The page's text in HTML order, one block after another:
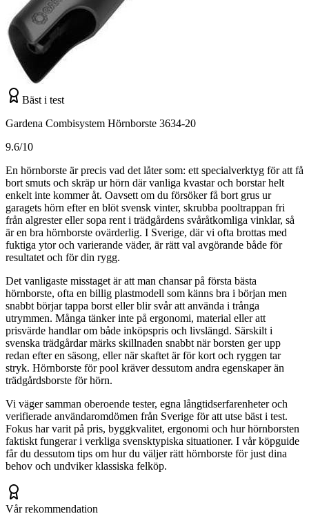
Bäst i test
Gardena Combisystem Hörnborste 3634-20
9.6/10
En hörnborste är precis vad det låter som: ett specialverktyg för att få
bort smuts och skräp ur hörn där vanliga kvastar och borstar helt
enkelt inte kommer åt. Oavsett om du försöker få bort grus ur
garagets hörn efter en blöt svensk vinter, skrubba pooltrappan fri
från algrester eller sopa rent i trädgårdens svåråtkomliga vinklar, så
är en bra hörnborste ovärderlig. I Sverige, där vi ofta brottas med
fuktiga ytor och varierande väder, är rätt val avgörande både för
resultatet och för din rygg.
Det vanligaste misstaget är att man chansar på första bästa
hörnborste, ofta en billig plastmodell som känns bra i början men
snabbt börjar tappa borst eller blir svår att använda i trånga
utrymmen. Många tänker inte på ergonomi, material eller att
prisvärde handlar om både inköpspris och livslängd. Särskilt i
svenska trädgårdar märks skillnaden snabbt när borsten ger upp
redan efter en säsong, eller när skaftet är för kort och ryggen tar
stryk. Hörnborste för pool kräver dessutom andra egenskaper än
trädgårdsborste för hörn.
Vi väger samman oberoende tester, egna långtidserfarenheter och
verifierade användaromdömen från Sverige för att utse bäst i test.
Fokus har varit på pris, byggkvalitet, ergonomi och hur hörnborsten
faktiskt fungerar i verkliga svensktypiska situationer. I vår köpguide
får du dessutom tips om hur du väljer rätt hörnborste för just dina
behov och undviker klassiska felköp.
Vår rekommendation